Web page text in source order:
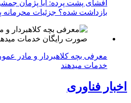
افشای پشت پرده: آیا پژمان
بازداشت شده؟ جزئیات محرمانه
معرفی بچه کلاهبردار و مادر
خدمات میدهند
اخبار فناوری